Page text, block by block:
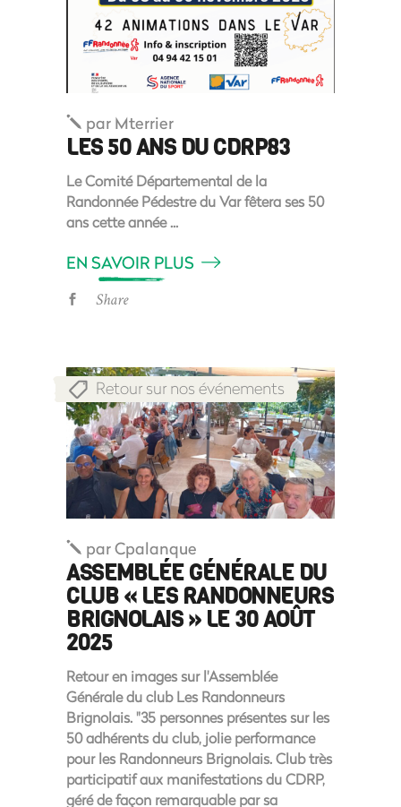
par Mterrier
LES 50 ANS DU CDRP83
Le Comité Départemental de la
Randonnée Pédestre du Var fêtera ses 50
ans cette année
EN SAVOIR PLUS
Share
Retour sur nos événements
parCpalanque
ASSEMBLÉE GÉNÉRALE DU
CLUB « LES RANDONNEURS
BRIGNOLAIS » LE 30 AOÛT
2025
Retour en images sur l'Assemblée
Générale du club Les Randonneurs
Brignolais. "35 personnes présentes sur les
50 adhérents du club, jolie performance
pour les Randonneurs Brignolais. Club très
participatif aux manifestations du CDRP,
géré de façon remarquable par sa